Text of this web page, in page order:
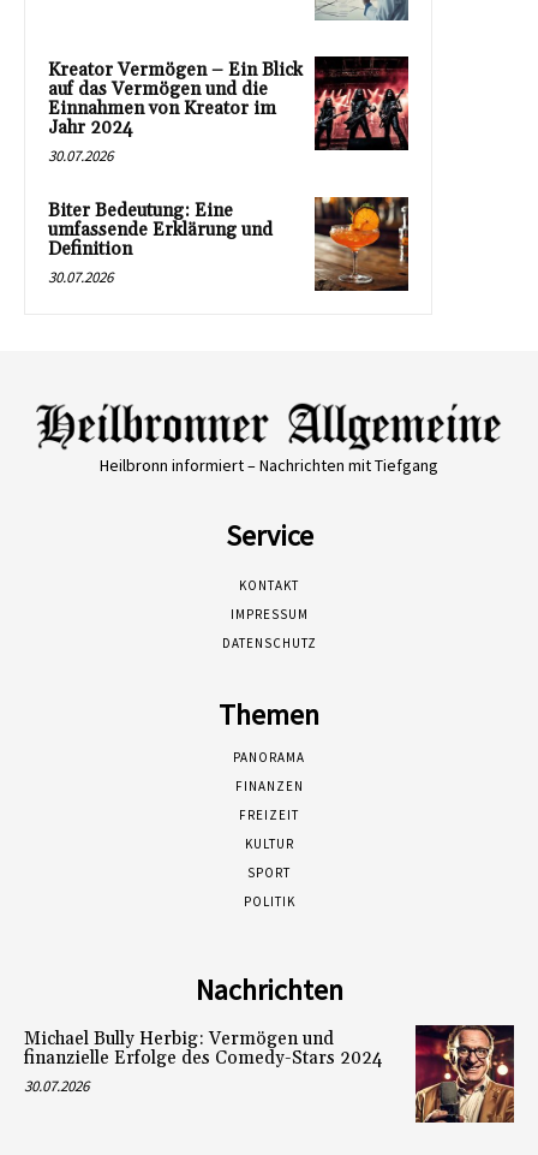
Kreator Vermögen – Ein Blick
auf das Vermögen und die
Einnahmen von Kreator im
Jahr 2024
30.07.2026
Biter Bedeutung: Eine
umfassende Erklärung und
Definition
30.07.2026
Heilbronn informiert – Nachrichten mit Tiefgang
Service
KONTAKT
IMPRESSUM
DATENSCHUTZ
Themen
PANORAMA
FINANZEN
FREIZEIT
KULTUR
SPORT
POLITIK
Nachrichten
Michael Bully Herbig: Vermögen und
finanzielle Erfolge des Comedy-Stars 2024
30.07.2026